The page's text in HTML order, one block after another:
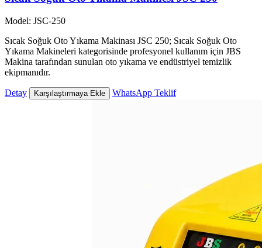
Model: JSC-250
Sıcak Soğuk Oto Yıkama Makinası JSC 250; Sıcak Soğuk Oto
Yıkama Makineleri kategorisinde profesyonel kullanım için JBS
Makina tarafından sunulan oto yıkama ve endüstriyel temizlik
ekipmanıdır.
Detay Karşılaştırmaya Ekle WhatsApp Teklif